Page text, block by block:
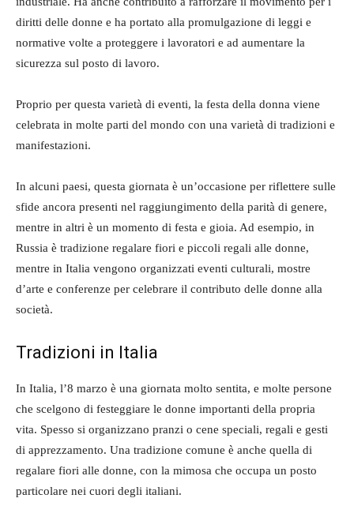
diritti delle donne e ha portato alla promulgazione di leggi e
normative volte a proteggere i lavoratori e ad aumentare la
sicurezza sul posto di lavoro.
Proprio per questa varietà di eventi, la festa della donna viene
celebrata in molte parti del mondo con una varietà di tradizioni e
manifestazioni.
In alcuni paesi, questa giornata è un’occasione per riflettere sulle
sfide ancora presenti nel raggiungimento della parità di genere,
mentre in altri è un momento di festa e gioia. Ad esempio, in
Russia è tradizione regalare fiori e piccoli regali alle donne,
mentre in Italia vengono organizzati eventi culturali, mostre
d’arte e conferenze per celebrare il contributo delle donne alla
società.
Tradizioni in Italia
In Italia, l’8 marzo è una giornata molto sentita, e molte persone
che scelgono di festeggiare le donne importanti della propria
vita. Spesso si organizzano pranzi o cene speciali, regali e gesti
di apprezzamento. Una tradizione comune è anche quella di
regalare fiori alle donne, con la mimosa che occupa un posto
particolare nei cuori degli italiani.